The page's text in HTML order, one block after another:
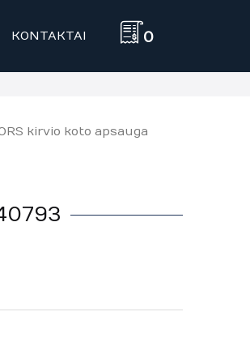
KONTAKTAI 0
kirvio koto apsauga